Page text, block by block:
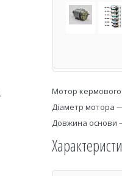
Мотор кермового
Діаметр мотора
Довжина основи